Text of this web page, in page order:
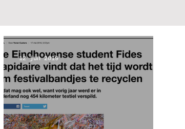
12 jun 2019